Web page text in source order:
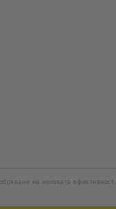
на неговата